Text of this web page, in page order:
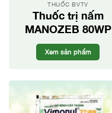
THUỐC BVTV
Thuốc trị nấm
MANOZEB 80WP
Xem sản phẩm